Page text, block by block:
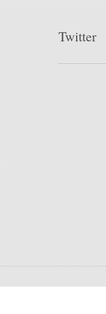
Twitter